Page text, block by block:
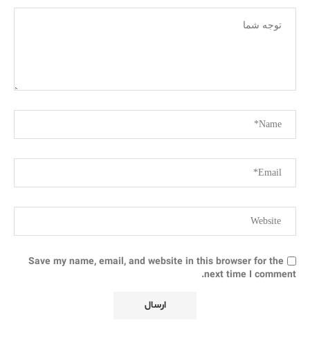
Save my name, email, and website in this browser for the
next time I comment.